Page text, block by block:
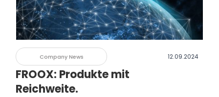
Company News 12.09.2024
FROOX: Produkte mit
Reichweite.